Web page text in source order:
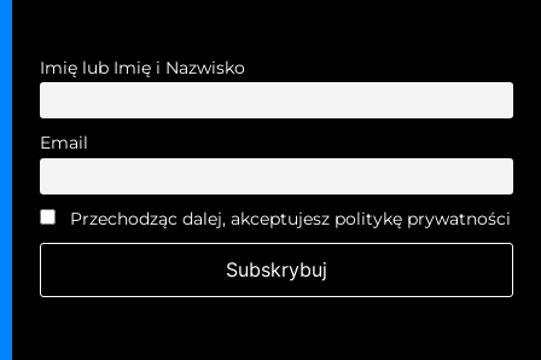
Imię lub Imię i Nazwisko
Email
Przechodząc dalej, akceptujesz politykę prywatności